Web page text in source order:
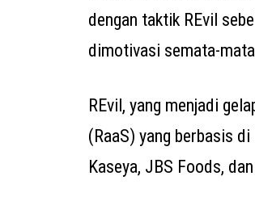
dengan taktik REvil
dimotivasi semata-
REvil, yang menjadi
(RaaS) yang berbasis
Kaseya, JBS Foods,